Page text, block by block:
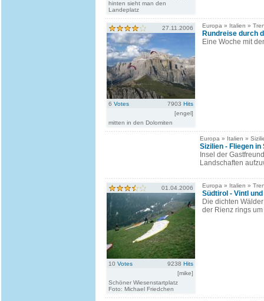
hinten sieht man den
Landeplatz
27.11.2006
6 Votes 7903 Hits
[engel]
mitten in den Dolomiten
Europa » Italien »
Rundreise durch
Eine Woche mit
Europa » Italien »
Sizilien - Fliegen in
Insel der
Landschaften
01.04.2006
10 Votes 9238 Hits
[mike]
Schöner Wiesenstartplatz
Foto: Michael Friedchen
Europa » Italien »
Südtirol - Vintl
Die dichten
der Rienz rings